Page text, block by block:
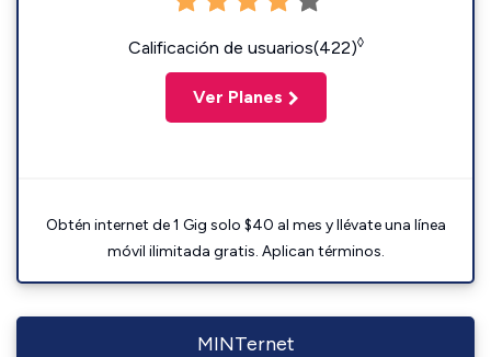
Calificación de usuarios(422)◊
Ver Planes
Obtén internet de 1 Gig solo $40 al mes y llévate una línea
móvil ilimitada gratis. Aplican términos.
MINTernet